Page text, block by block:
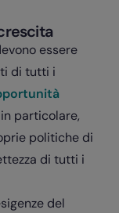
essere
di tutti i
in particolare,
politiche di
di tutti i
del